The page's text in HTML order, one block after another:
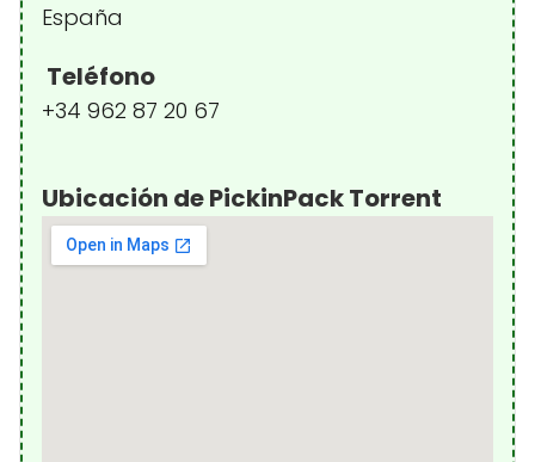
España
Teléfono
+34 962 87 20 67
Ubicación de PickinPack Torrent